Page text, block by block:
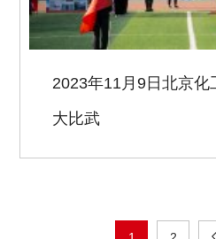
2023年11月9日北京
大比武